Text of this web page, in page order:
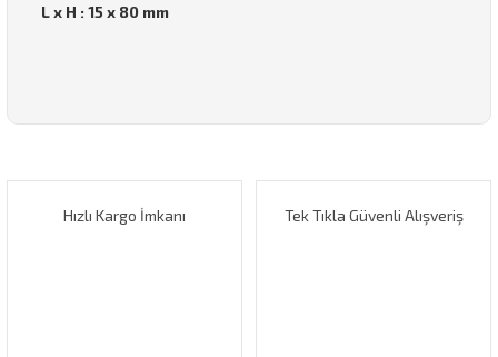
L x H : 15 x 80 mm
Görüş ve önerileriniz için teşekkür ederiz.
Hızlı Kargo İmkanı Tek Tıkla Güvenli Alışveriş